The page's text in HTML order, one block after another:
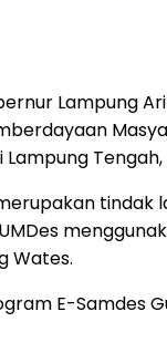
Lampung
Lampung
tindak
Wates.
E-Samdes